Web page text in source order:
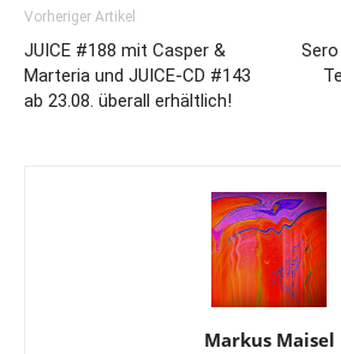
Vorheriger Artikel
JUICE #188 mit Casper &
Marteria und JUICE-CD #143
ab 23.08. überall erhältlich!
Markus Maisel